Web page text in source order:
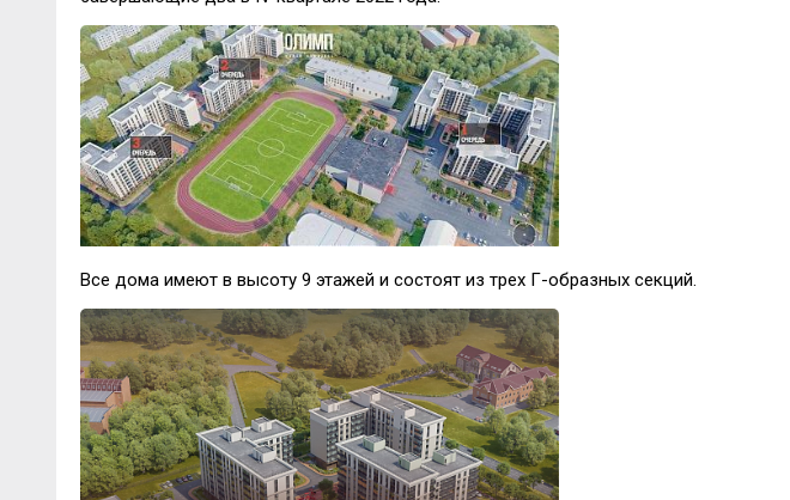
Все дома имеют в высоту 9 этажей и состоят из трех Г-образных секций.